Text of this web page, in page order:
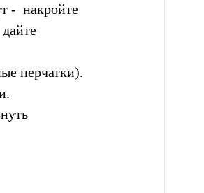
-  накройте
перчатки).